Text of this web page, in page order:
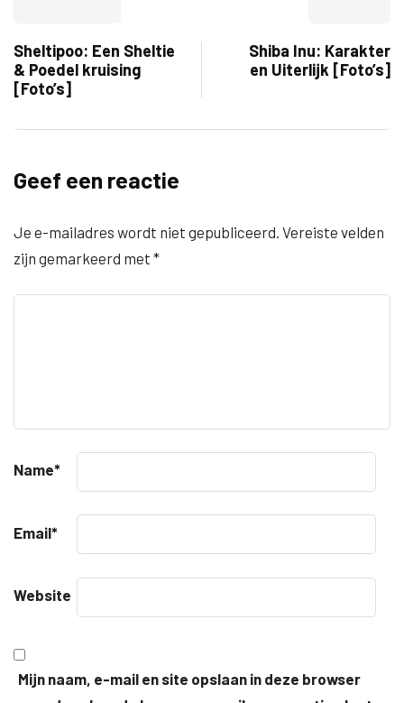
Sheltipoo: Een Sheltie
& Poedel kruising
[Foto’s]
Shiba Inu: Karakter
en Uiterlijk [Foto’s]
Geef een reactie
Je e-mailadres wordt niet gepubliceerd. Vereiste velden
zijn gemarkeerd met *
Name*
Email*
Website
Mijn naam, e-mail en site opslaan in deze browser